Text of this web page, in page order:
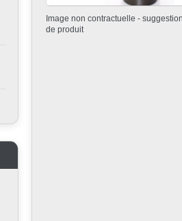
Image non contractuelle - suggestion
de produit